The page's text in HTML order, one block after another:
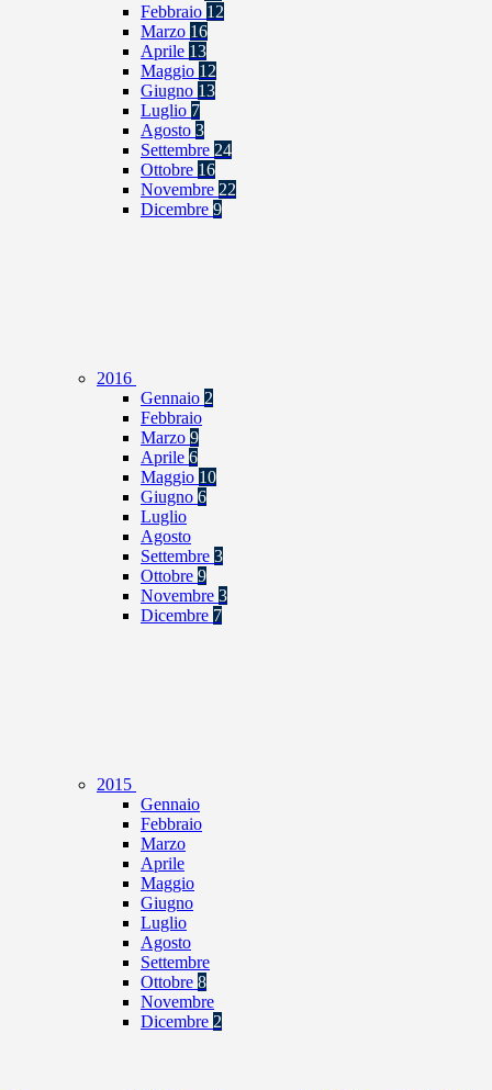
Febbraio 12
Marzo 16
Aprile 13
Maggio 12
Giugno 13
Luglio 7
Agosto 3
Settembre 24
Ottobre 16
Novembre 22
Dicembre 9
2016
Gennaio 2
Febbraio
Marzo 9
Aprile 6
Maggio 10
Giugno 6
Luglio
Agosto
Settembre 3
Ottobre 9
Novembre 3
Dicembre 7
2015
Gennaio
Febbraio
Marzo
Aprile
Maggio
Giugno
Luglio
Agosto
Settembre
Ottobre 8
Novembre
Dicembre 2